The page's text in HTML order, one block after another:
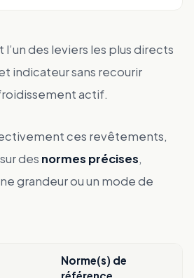
l’un des leviers les plus directs
indicateur sans recourir
actif.
ces revêtements,
des normes précises,
grandeur ou un mode de
Norme(s) de